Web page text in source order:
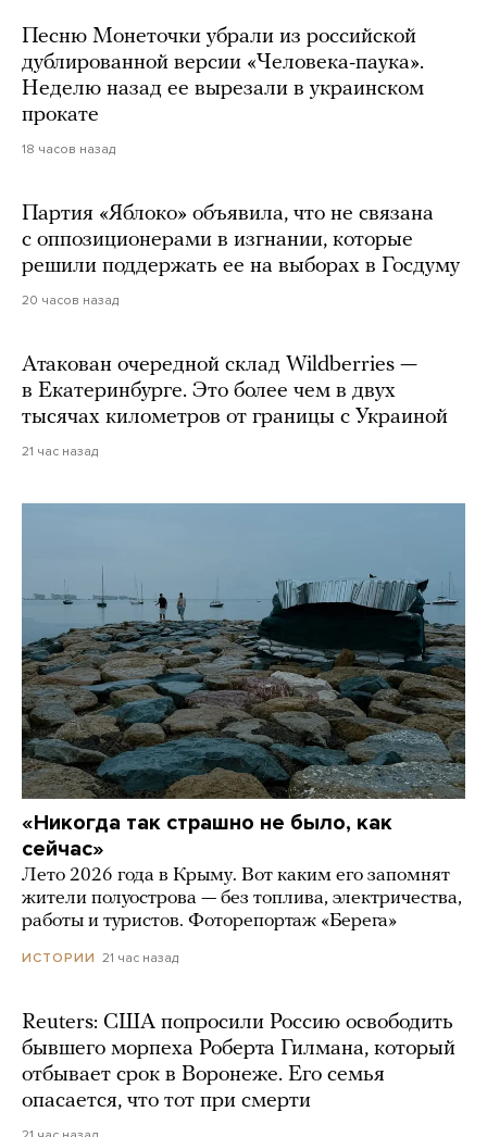
Песню Монеточки убрали из российской
дублированной версии «Человека-паука».
Неделю назад ее вырезали в украинском
прокате
18 часов назад
Партия «Яблоко» объявила, что не связана
с оппозиционерами в изгнании, которые
решили поддержать ее на выборах в Госдуму
20 часов назад
Атакован очередной склад Wildberries —
в Екатеринбурге. Это более чем в двух
тысячах километров от границы с Украиной
21 час назад
«Никогда так страшно не было, как
сейчас»
Лето 2026 года в Крыму. Вот каким его запомнят
жители полуострова — без топлива, электричества,
работы и туристов. Фоторепортаж «Берега»
ИСТОРИИ 21 час назад
Reuters: США попросили Россию освободить
бывшего морпеха Роберта Гилмана, который
отбывает срок в Воронеже. Его семья
опасается, что тот при смерти